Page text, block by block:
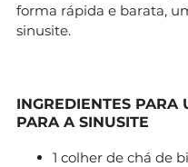
forma rápida e barata,
sinusite.
INGREDIENTES PARA
PARA A SINUSITE
1 colher de chá de